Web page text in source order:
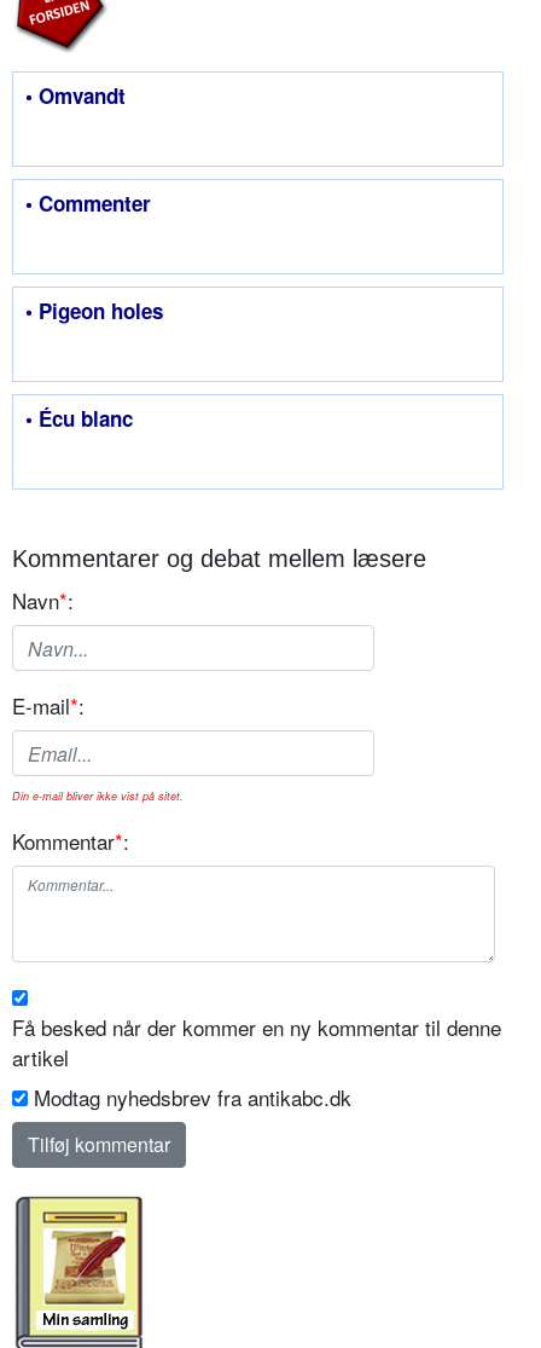
• Omvandt
• Commenter
• Pigeon holes
• Écu blanc
Kommentarer og debat mellem læsere
Navn*:
E-mail*:
Din e-mail bliver ikke vist på sitet.
Kommentar*:
Få besked når der kommer en ny kommentar til denne
artikel
Modtag nyhedsbrev fra antikabc.dk